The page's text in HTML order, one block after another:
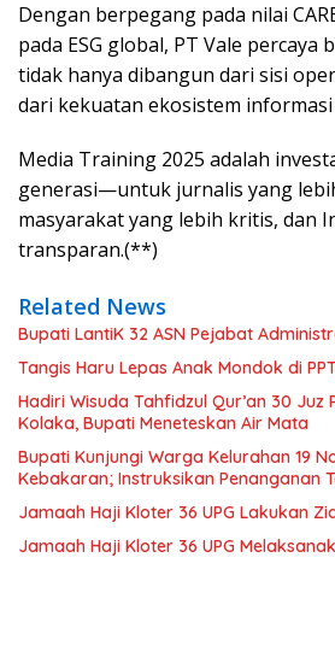
Dengan berpegang pada nilai
pada ESG global, PT Vale
tidak hanya dibangun dari sisi
dari kekuatan ekosistem
Media Training 2025 adalah
generasi—untuk jurnalis yang
masyarakat yang lebih kritis, dan
transparan.(**)
Related News
Bupati LantiK 32 ASN Pejabat
Tangis Haru Lepas Anak Mondok di
Hadiri Wisuda Tahfidzul Qur’an 30 Juz
Kolaka, Bupati Meneteskan Air Mata
Bupati Kunjungi Warga Kelurahan 19
Kebakaran; Instruksikan Penanganan
Jamaah Haji Kloter 36 UPG Lakukan
Jamaah Haji Kloter 36 UPG